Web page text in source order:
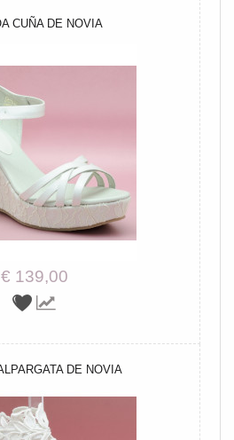
CUÑA DE NOVIA
€ 139,00
DE NOVIA